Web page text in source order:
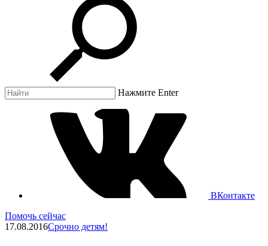
Нажмите Enter
ВКонтакте
Помочь сейчас
17.08.2016Срочно детям!